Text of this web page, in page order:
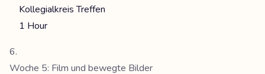
Kollegialkreis Treffen
1 Hour
Woche 5: Film und bewegte Bilder